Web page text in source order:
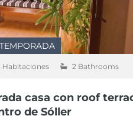
Habitaciones 2 Bathrooms
casa con roof
de Sóller